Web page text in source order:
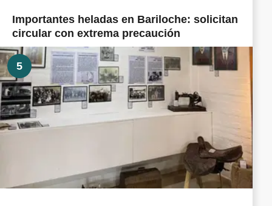
Importantes heladas en Bariloche: solicitan
circular con extrema precaución
5